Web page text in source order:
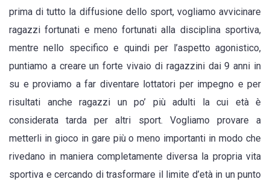
prima di tutto la diffusione dello sport, vogliamo avvicinare
ragazzi fortunati e meno fortunati alla disciplina sportiva,
mentre nello specifico e quindi per l’aspetto agonistico,
puntiamo a creare un forte vivaio di ragazzini dai 9 anni in
su e proviamo a far diventare lottatori per impegno e per
risultati anche ragazzi un po’ più adulti la cui età è
considerata tarda per altri sport. Vogliamo provare a
metterli in gioco in gare più o meno importanti in modo che
rivedano in maniera completamente diversa la propria vita
sportiva e cercando di trasformare il limite d’età in un punto